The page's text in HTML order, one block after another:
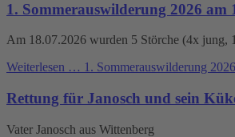
1. Sommerauswilderung 2026 am
Am 18.07.2026 wurden 5 Störche (4x jung,
Weiterlesen … 1. Sommerauswilderung
Rettung für Janosch und sein
Vater Janosch aus Wittenberg